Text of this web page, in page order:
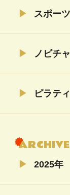
スポー
ノビチ
ピラテ
2025年